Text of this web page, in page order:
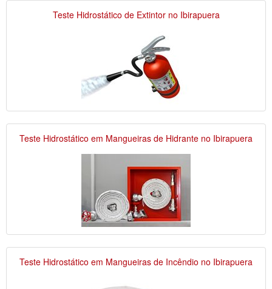
Teste Hidrostático de Extintor no Ibirapuera
Teste Hidrostático em Mangueiras de Hidrante no Ibirapuera
Teste Hidrostático em Mangueiras de Incêndio no Ibirapuera